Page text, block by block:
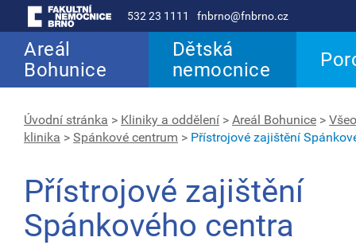
532 23 1111 fnbrno@fnbrno.cz
Areál
Bohunice
Dětská
nemocnice
Úvodní stránka > Kliniky a oddělení > Areál Bohunice >
klinika > Spánkové centrum > Přístrojové zajištění
Přístrojové zajištění
Spánkového centra